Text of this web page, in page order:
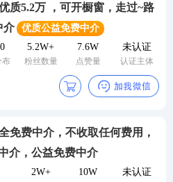
质5.2万 ，可开橱窗，走过~路
介
优质公益免费中介
布 粉丝数量
5.2W+
点赞量
7.6W
认证主体
未认证
免费中介，不收取任何费用，
介，公益免费中介
2W+ 10W 未认证